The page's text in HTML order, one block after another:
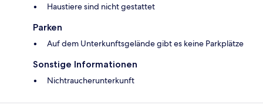
Haustiere sind nicht gestattet
Parken
Auf dem Unterkunftsgelände gibt es keine Parkplätze
Sonstige Informationen
Nichtraucherunterkunft